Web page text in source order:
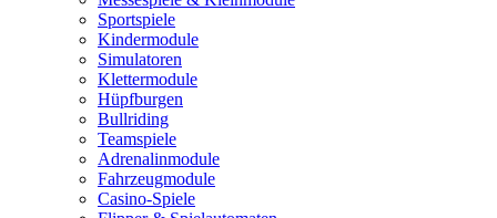
Sportspiele
Kindermodule
Simulatoren
Klettermodule
Hüpfburgen
Bullriding
Teamspiele
Adrenalinmodule
Fahrzeugmodule
Casino-Spiele